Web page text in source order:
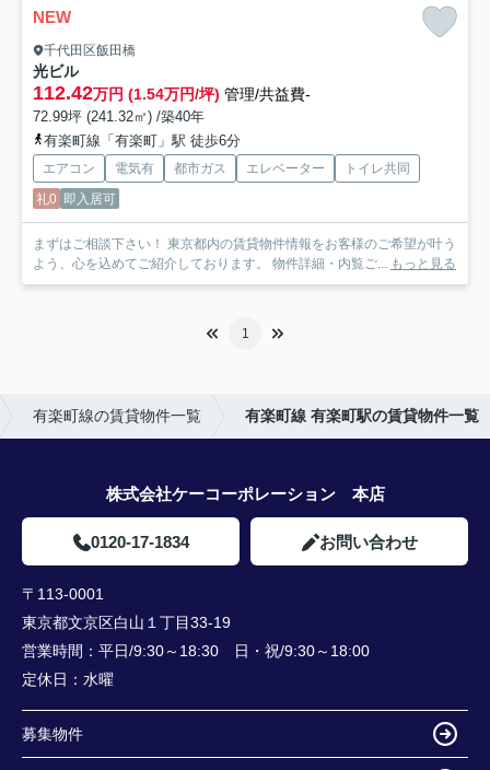
NEW
千代田区飯田橋
光ビル
112.42万円 (1.54万円/坪) 管理/共益費-
72.99坪 (241.32㎡) /築40年
有楽町線「有楽町」駅 徒歩6分
エアコン 電気有 都市ガス エレベーター
トイレ共同
礼0 即入居可
まずはご相談下さい！ 東京都内の賃貸物件情報をお客様のご希望が叶う
よう、心を込めてご紹介しております。 物件詳細・内覧ご... もっと見る
1
有楽町線の賃貸物件一覧 有楽町線 有楽町駅の賃貸物件一覧
株式会社ケーコーポレーション 本店
0120-17-1834 お問い合わせ
〒113-0001
東京都文京区白山１丁目33-19
営業時間： 平日/9:30～18:30 日・祝/9:30～18:00
定休日： 水曜
募集物件